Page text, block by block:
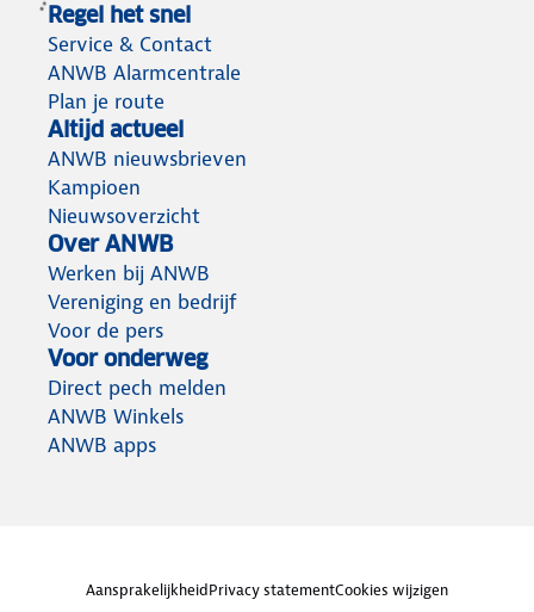
Regel het snel
Service & Contact
ANWB Alarmcentrale
Plan je route
Altijd actueel
ANWB nieuwsbrieven
Kampioen
Nieuwsoverzicht
Over ANWB
Werken bij ANWB
Vereniging en bedrijf
Voor de pers
Voor onderweg
Direct pech melden
ANWB Winkels
ANWB apps
AansprakelijkheidPrivacy statementCookies wijzigen